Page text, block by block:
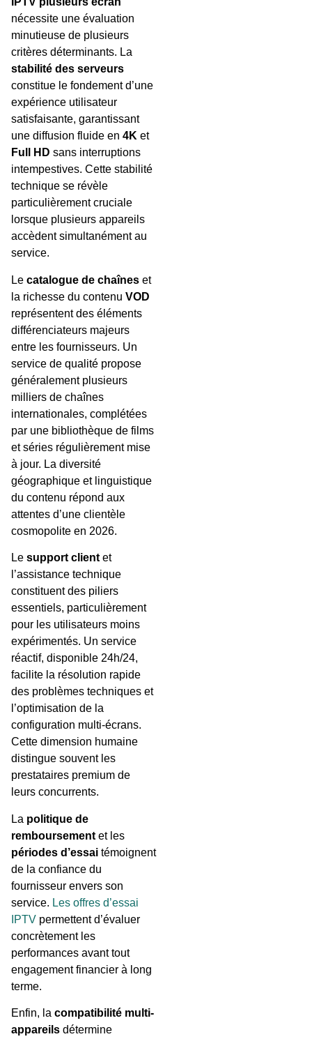
nécessite une évaluation
minutieuse de plusieurs
critères déterminants. La
stabilité des serveurs
constitue le fondement d’une
expérience utilisateur
satisfaisante, garantissant
une diffusion fluide en 4K et
Full HD sans interruptions
intempestives. Cette stabilité
technique se révèle
particulièrement cruciale
lorsque plusieurs appareils
accèdent simultanément au
service.
Le catalogue de chaînes et
la richesse du contenu VOD
représentent des éléments
différenciateurs majeurs
entre les fournisseurs. Un
service de qualité propose
généralement plusieurs
milliers de chaînes
internationales, complétées
par une bibliothèque de films
et séries régulièrement mise
à jour. La diversité
géographique et linguistique
du contenu répond aux
attentes d’une clientèle
cosmopolite en 2026.
Le support client et
l’assistance technique
constituent des piliers
essentiels, particulièrement
pour les utilisateurs moins
expérimentés. Un service
réactif, disponible 24h/24,
facilite la résolution rapide
des problèmes techniques et
l’optimisation de la
configuration multi-écrans.
Cette dimension humaine
distingue souvent les
prestataires premium de
leurs concurrents.
La politique de
remboursement et les
périodes d’essai témoignent
de la confiance du
fournisseur envers son
service. Les offres d’essai
IPTV permettent d’évaluer
concrètement les
performances avant tout
engagement financier à long
terme.
Enfin, la compatibilité multi-
appareils détermine